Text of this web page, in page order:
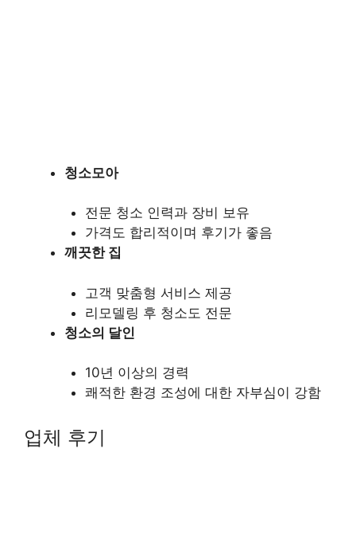
청소모아
전문 청소 인력과 장비 보유
가격도 합리적이며 후기가 좋음
깨끗한 집
고객 맞춤형 서비스 제공
리모델링 후 청소도 전문
청소의 달인
10년 이상의 경력
쾌적한 환경 조성에 대한 자부심이 강함
업체 후기